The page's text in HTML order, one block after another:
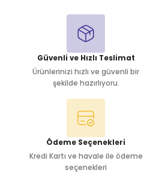
Güvenli ve Hızlı Teslimat
Ürünlerinizi hızlı ve güvenli bir
şekilde hazırlıyoru.
Ödeme Seçenekleri
Kredi Kartı ve havale ile ödeme
seçenekleri